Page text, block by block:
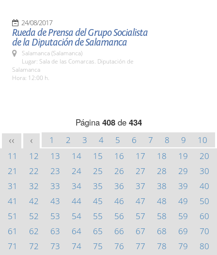
24/08/2017
Rueda de Prensa del Grupo Socialista
de la Diputación de Salamanca
Salamanca (Salamanca)
Lugar: Sala de las Comarcas. Diputación de
Salamanca
Hora: 12:00 h.
Página 408de 434
<< < 1 2 3 4 5 6 7 8 9
10
11
12 13 14 15 16 17 18 19
20
21
22 23 24 25 26 27 28 29
30
31
32 33 34 35 36 37 38 39
40
41
42 43 44 45 46 47 48 49
50
51
52 53 54 55 56 57 58 59
60
61
62 63 64 65 66 67 68 69
70
71
72 73 74 75 76 77 78 79
80